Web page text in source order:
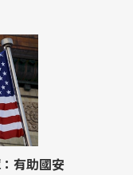
有助國安